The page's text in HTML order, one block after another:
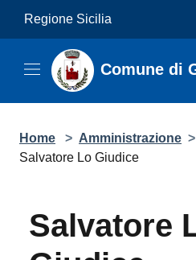
Salta al contenuto principale
Regione Sicilia
Comune di
Home > Amministrazione >
Salvatore Lo Giudice
Salvatore Lo